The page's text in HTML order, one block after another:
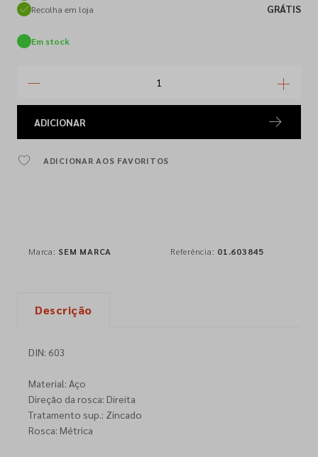
Recolha em loja
GRÁTIS
Em stock
ADICIONAR
ADICIONAR AOS FAVORITOS
Marca: SEM MARCA Referência: 01.603845
Descrição
DIN: 603
Material: Aço
Direção da rosca: Direita
Tratamento sup.: Zincado
Rosca: Métrica